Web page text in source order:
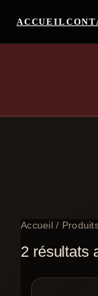
ACCUEIL
Accueil/
2 résultats